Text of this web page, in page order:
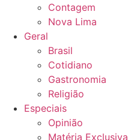
Contagem
Nova Lima
Geral
Brasil
Cotidiano
Gastronomia
Religião
Especiais
Opinião
Matéria Exclusiva